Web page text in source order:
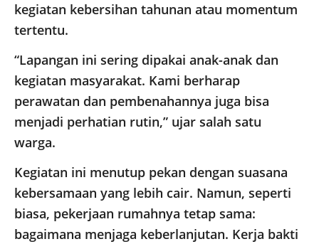
kegiatan kebersihan tahunan atau momentum
tertentu.
“Lapangan ini sering dipakai anak-anak dan
kegiatan masyarakat. Kami berharap
perawatan dan pembenahannya juga bisa
menjadi perhatian rutin,” ujar salah satu
warga.
Kegiatan ini menutup pekan dengan suasana
kebersamaan yang lebih cair. Namun, seperti
biasa, pekerjaan rumahnya tetap sama:
bagaimana menjaga keberlanjutan. Kerja bakti